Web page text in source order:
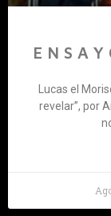
E N S A Y
Lucas el
revelar”, por